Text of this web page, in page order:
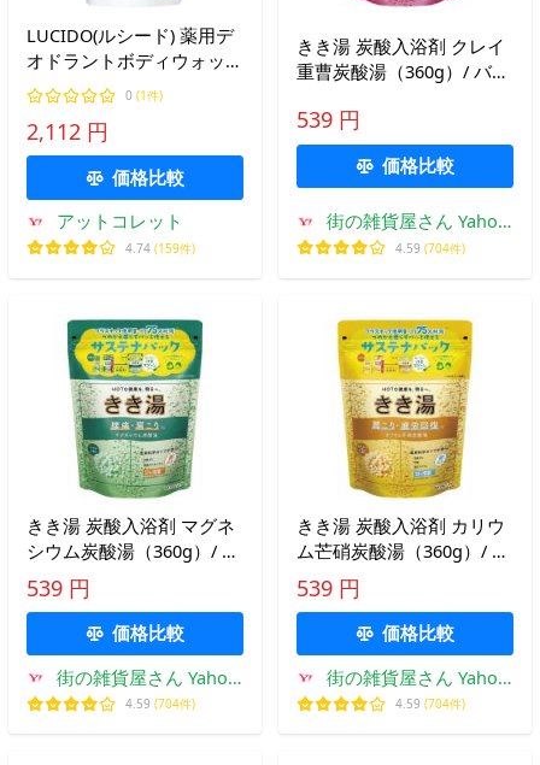
LUCIDO(ルシード) 薬用デ
オドラントボディウォッシ
ュ 詰め替え 大容量 [ 男の
におい 対策 ボディソープ
]
0 (1件)
2,112 円
価格比較
アットコレット
4.74 (159件)
きき湯 炭酸入浴剤 クレイ
重曹炭酸湯（360g）/ バス
539 円
価格比較
街の雑貨屋さん Yahoo!
店
4.59 (704件)
きき湯 炭酸入浴剤 マグネ
シウム炭酸湯（360g）/ バ
スクリン
539 円
価格比較
街の雑貨屋さん Yahoo!
店
4.59 (704件)
きき湯 炭酸入浴剤 カリウ
ム芒硝炭酸湯（360g）/ バ
スクリン
539 円
価格比較
街の雑貨屋さん Yahoo!
店
4.59 (704件)